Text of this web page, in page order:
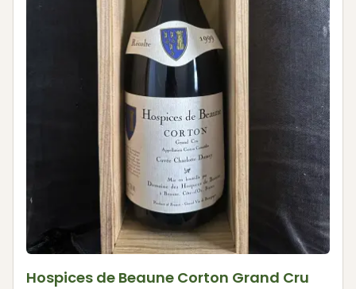
Hospices de Beaune Corton Grand Cru